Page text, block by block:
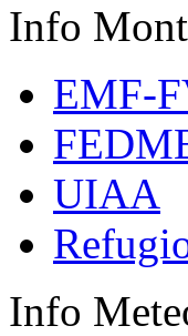
Info
EMF-
UIAA
Info